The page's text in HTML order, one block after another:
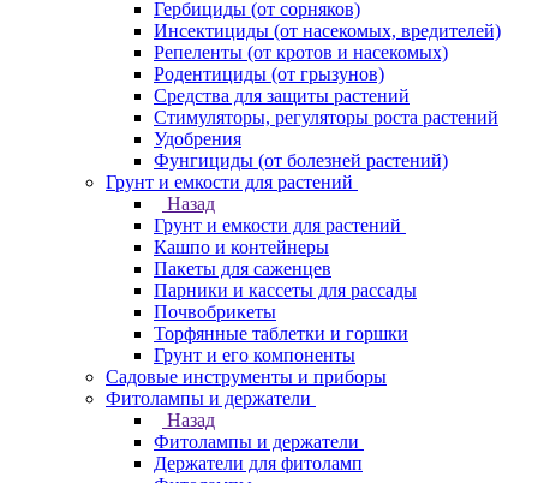
Гербициды (от сорняков)
Инсектициды (от насекомых, вредителей)
Репеленты (от кротов и насекомых)
Родентициды (от грызунов)
Средства для защиты растений
Стимуляторы, регуляторы роста растений
Удобрения
Фунгициды (от болезней растений)
Грунт и емкости для растений
Назад
Грунт и емкости для растений
Кашпо и контейнеры
Пакеты для саженцев
Парники и кассеты для рассады
Почвобрикеты
Торфянные таблетки и горшки
Грунт и его компоненты
Садовые инструменты и приборы
Фитолампы и держатели
Назад
Фитолампы и держатели
Держатели для фитоламп